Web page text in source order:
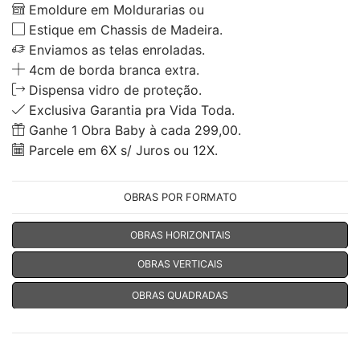
Emoldure em Moldurarias ou
Estique em Chassis de Madeira.
Enviamos as telas enroladas.
4cm de borda branca extra.
Dispensa vidro de proteção.
Exclusiva Garantia pra Vida Toda.
Ganhe 1 Obra Baby à cada 299,00.
Parcele em 6X s/ Juros ou 12X.
OBRAS POR FORMATO
OBRAS HORIZONTAIS
OBRAS VERTICAIS
OBRAS QUADRADAS